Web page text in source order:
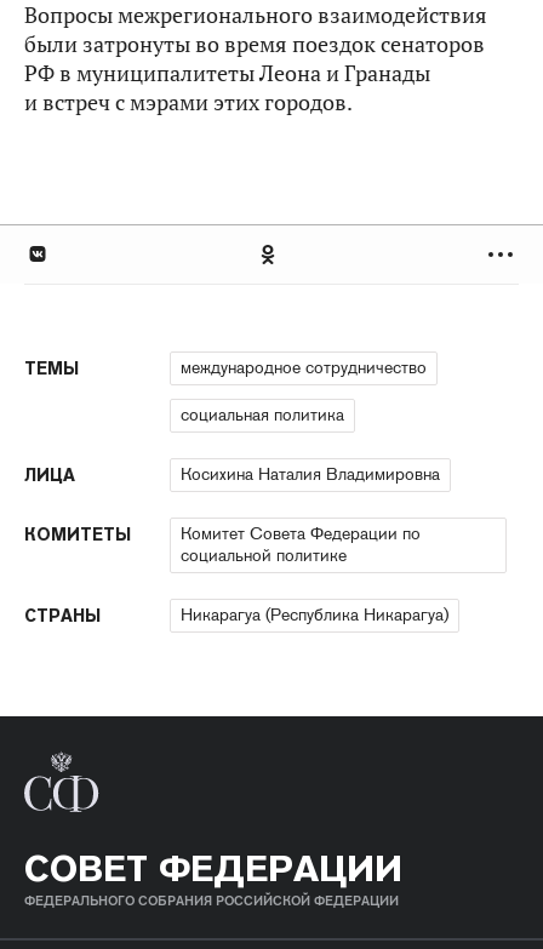
Вопросы межрегионального взаимодействия
были затронуты во время поездок сенаторов
РФ в муниципалитеты Леона и Гранады
и встреч с мэрами этих городов.
ТЕМЫ международное сотрудничество
социальная политика
ЛИЦА Косихина Наталия Владимировна
КОМИТЕТЫ
Комитет Совета Федерации по
социальной политике
СТРАНЫ Никарагуа (Республика Никарагуа)
СОВЕТ ФЕДЕРАЦИИ
ФЕДЕРАЛЬНОГО СОБРАНИЯ РОССИЙСКОЙ ФЕДЕРАЦИИ